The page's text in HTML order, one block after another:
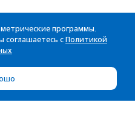
программы.
соглашаетесь с Политикой